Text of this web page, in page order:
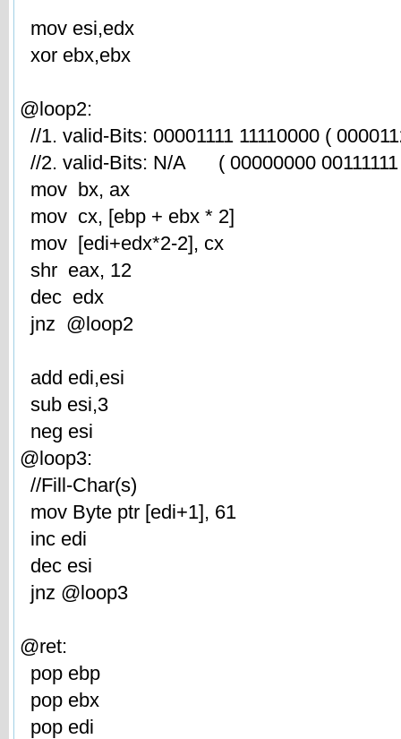
mov esi,edx
xor ebx,ebx
@loop2:
//1. valid-Bits: 00001111 11110000 (
//2. valid-Bits: N/A ( 00000000
mov bx, ax
mov cx, [ebp + ebx * 2]
mov [edi+edx*2-2], cx
shr eax, 12
dec edx
jnz @loop2
add edi,esi
sub esi,3
neg esi
@loop3:
//Fill-Char(s)
mov Byte ptr [edi+1], 61
inc edi
dec esi
jnz @loop3
@ret:
pop ebp
pop ebx
pop edi